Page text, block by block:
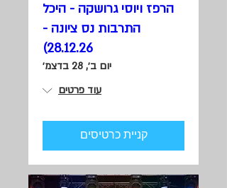
הרפז ויוסי גרושקה - היכל
התרבות נס ציונה -
28.12.26)
יום ב׳, 28 בדצמ׳
עוד פרטים
קניית כרטיסים